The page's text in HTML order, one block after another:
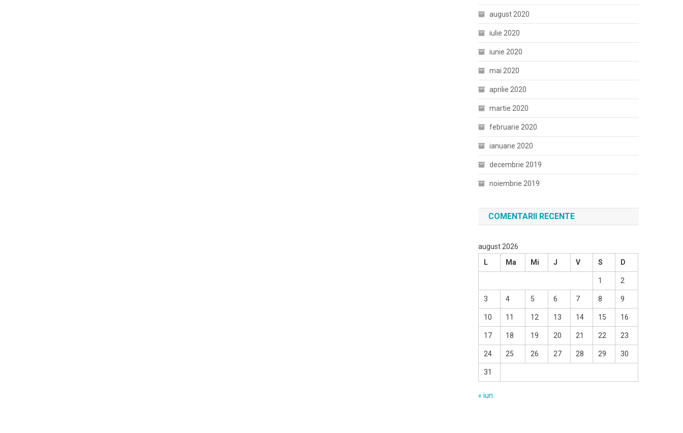
august 2020
iulie 2020
iunie 2020
mai 2020
aprilie 2020
martie 2020
februarie 2020
ianuarie 2020
decembrie 2019
noiembrie 2019
COMENTARII RECENTE
august 2026
L
Ma Mi J V S D
1 2
3 4 5 6 7 8 9
10 11 12 13 14 15 16
17 18 19 20 21 22 23
24 25 26 27 28 29 30
31
« iun.